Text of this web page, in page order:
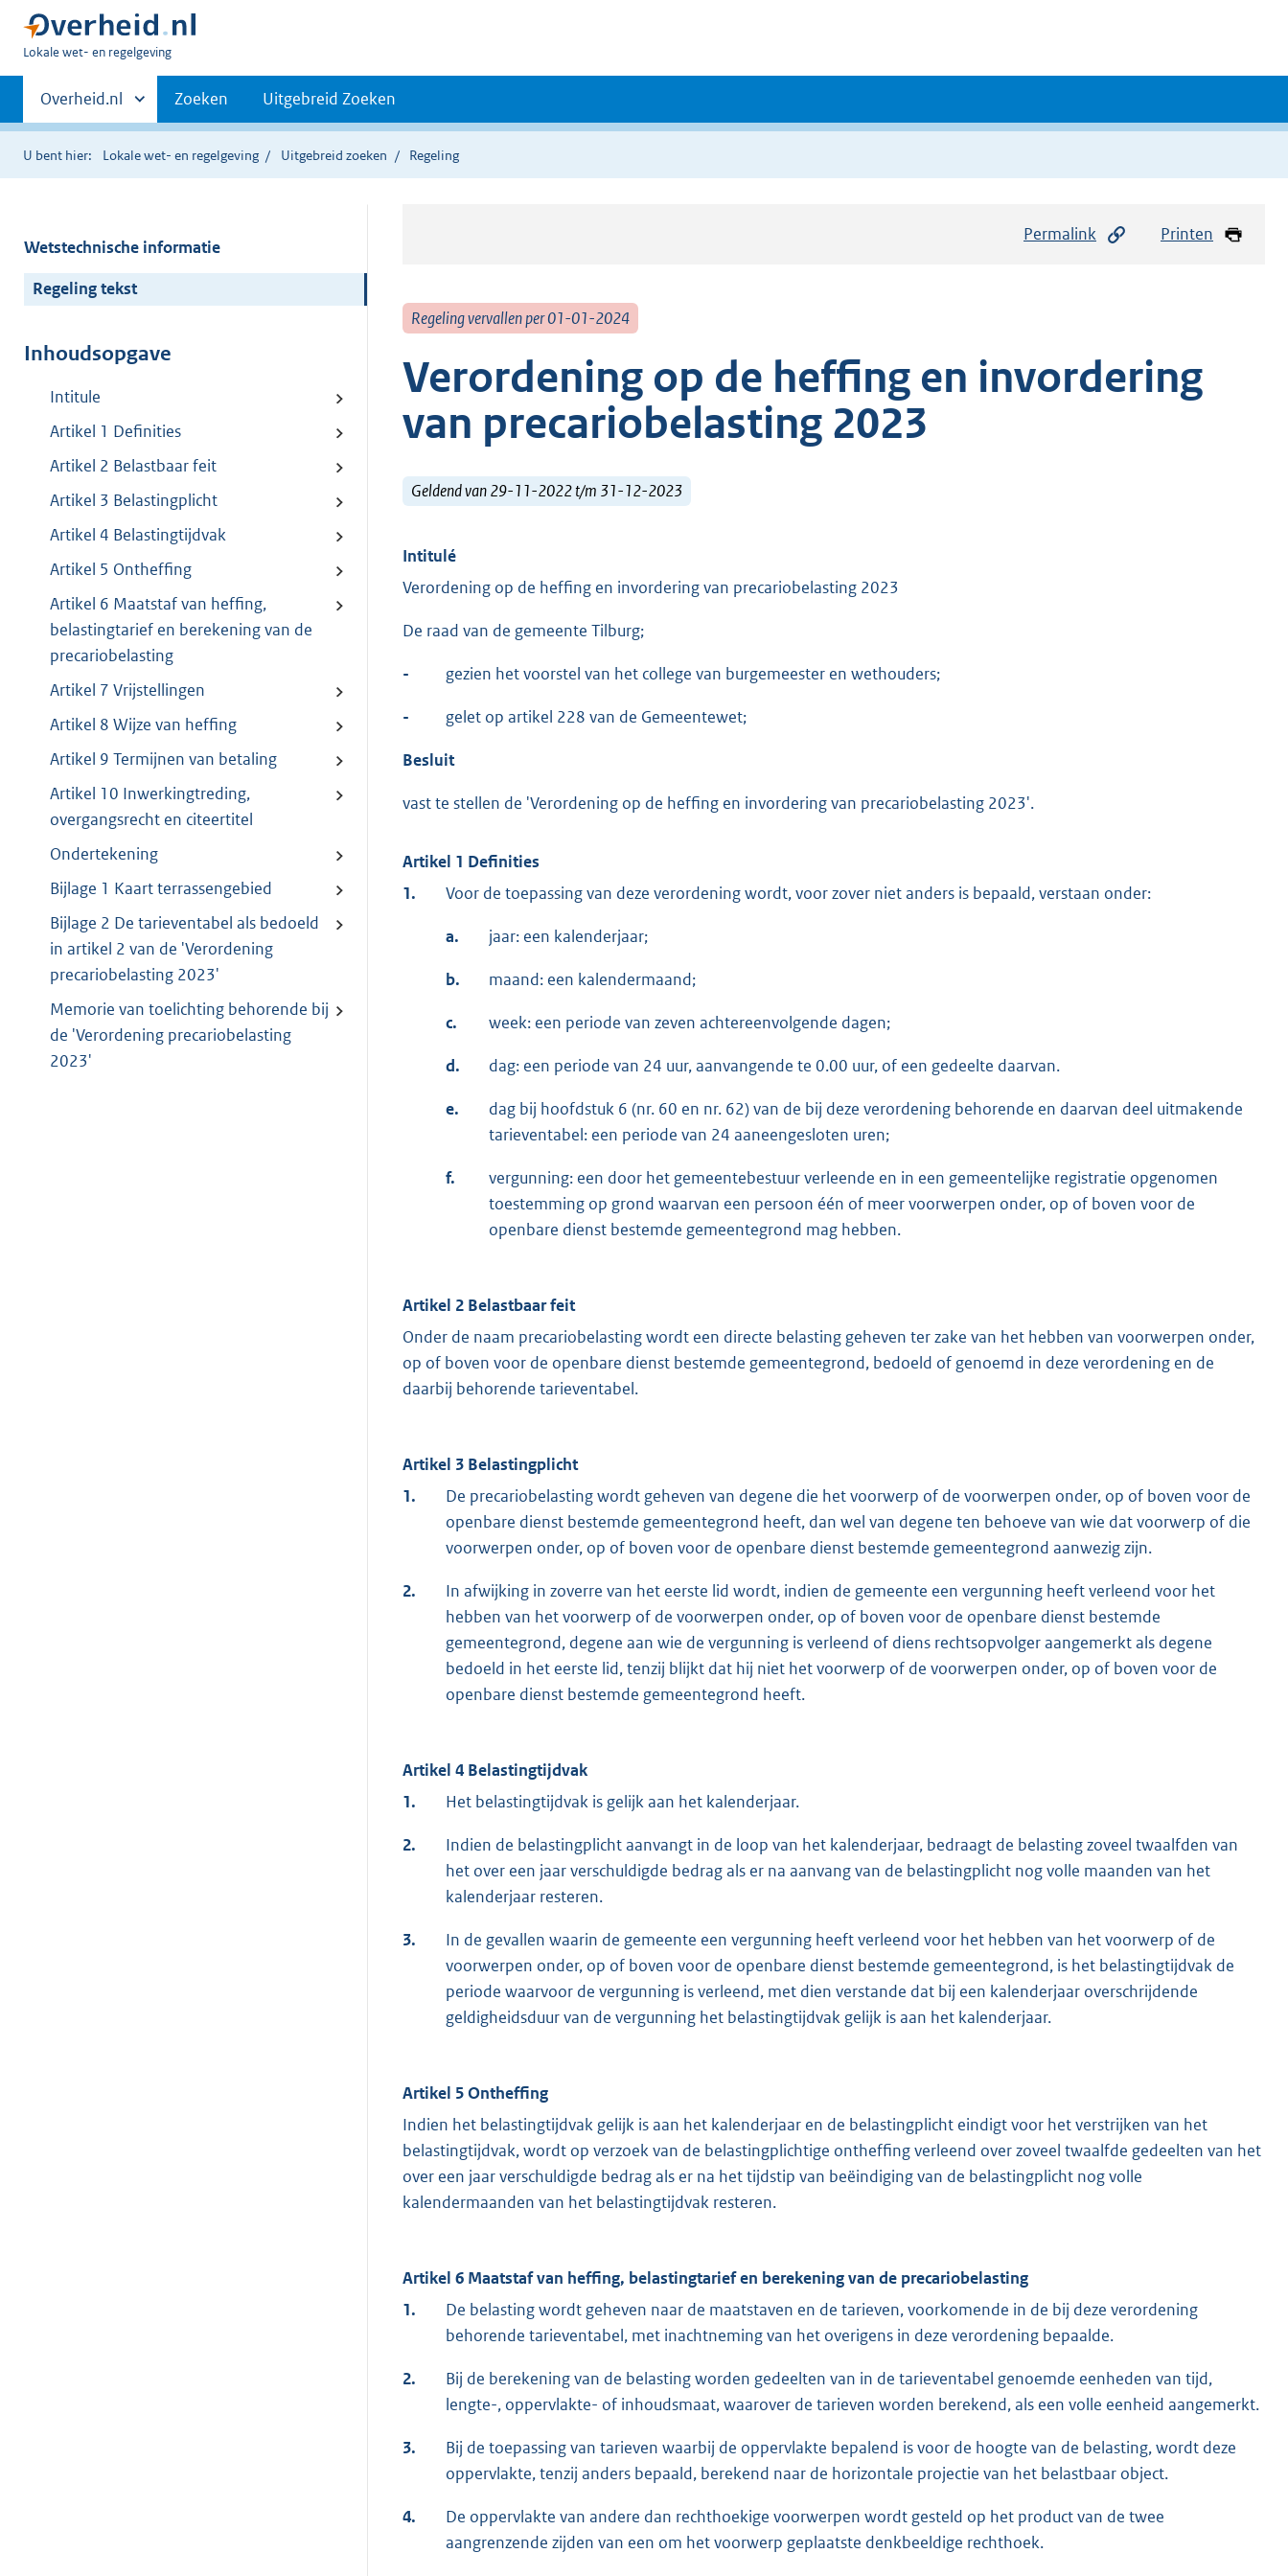
U
hier:
Lokale wet- en regelgeving
Primaire
navigatie
Andere
sites
binnen
Overheid.nl Zoeken Uitgebreid Zoeken
U bent hier: Lokale wet- en regelgeving Uitgebreid zoeken Regeling
Wetstechnische informatie
Regeling tekst
Inhoudsopgave
Intitule
Artikel 1 Definities
Artikel 2 Belastbaar feit
Artikel 3 Belastingplicht
Artikel 4 Belastingtijdvak
Artikel 5 Ontheffing
Artikel 6 Maatstaf van heffing,
belastingtarief en berekening van de
precariobelasting
Artikel 7 Vrijstellingen
Artikel 8 Wijze van heffing
Artikel 9 Termijnen van betaling
Artikel 10 Inwerkingtreding,
overgangsrecht en citeertitel
Ondertekening
Bijlage 1 Kaart terrassengebied
Bijlage 2 De tarieventabel als bedoeld
in artikel 2 van de 'Verordening
precariobelasting 2023'
Memorie van toelichting behorende bij
de 'Verordening precariobelasting
2023'
Permalink Printen
Regeling vervallen per 01-01-2024
Verordening op de heffing en invordering
van precariobelasting 2023
Geldend van 29-11-2022 t/m 31-12-2023
Intitulé
Verordening op de heffing en invordering van precariobelasting 2023
De raad van de gemeente Tilburg;
- gezien het voorstel van het college van burgemeester en wethouders;
- gelet op artikel 228 van de Gemeentewet;
Besluit
vast te stellen de 'Verordening op de heffing en invordering van precariobelasting 2023'.
Artikel 1 Definities
1.
Voor de toepassing van deze verordening wordt, voor zover niet anders is bepaald, verstaan onder:
a. jaar: een kalenderjaar;
b. maand: een kalendermaand;
c. week: een periode van zeven achtereenvolgende dagen;
d. dag: een periode van 24 uur, aanvangende te 0.00 uur, of een gedeelte daarvan.
e.
dag bij hoofdstuk 6 (nr. 60 en nr. 62) van de bij deze verordening behorende en daarvan deel uitmakende
tarieventabel: een periode van 24 aaneengesloten uren;
f.
vergunning: een door het gemeentebestuur verleende en in een gemeentelijke registratie opgenomen
toestemming op grond waarvan een persoon één of meer voorwerpen onder, op of boven voor de
openbare dienst bestemde gemeentegrond mag hebben.
Artikel 2 Belastbaar feit
Onder de naam precariobelasting wordt een directe belasting geheven ter zake van het hebben van voorwerpen onder,
op of boven voor de openbare dienst bestemde gemeentegrond, bedoeld of genoemd in deze verordening en de
daarbij behorende tarieventabel.
Artikel 3 Belastingplicht
1.
De precariobelasting wordt geheven van degene die het voorwerp of de voorwerpen onder, op of boven voor de
openbare dienst bestemde gemeentegrond heeft, dan wel van degene ten behoeve van wie dat voorwerp of die
voorwerpen onder, op of boven voor de openbare dienst bestemde gemeentegrond aanwezig zijn.
2.
In afwijking in zoverre van het eerste lid wordt, indien de gemeente een vergunning heeft verleend voor het
hebben van het voorwerp of de voorwerpen onder, op of boven voor de openbare dienst bestemde
gemeentegrond, degene aan wie de vergunning is verleend of diens rechtsopvolger aangemerkt als degene
bedoeld in het eerste lid, tenzij blijkt dat hij niet het voorwerp of de voorwerpen onder, op of boven voor de
openbare dienst bestemde gemeentegrond heeft.
Artikel 4 Belastingtijdvak
1.
Het belastingtijdvak is gelijk aan het kalenderjaar.
2.
Indien de belastingplicht aanvangt in de loop van het kalenderjaar, bedraagt de belasting zoveel twaalfden van
het over een jaar verschuldigde bedrag als er na aanvang van de belastingplicht nog volle maanden van het
kalenderjaar resteren.
3.
In de gevallen waarin de gemeente een vergunning heeft verleend voor het hebben van het voorwerp of de
voorwerpen onder, op of boven voor de openbare dienst bestemde gemeentegrond, is het belastingtijdvak de
periode waarvoor de vergunning is verleend, met dien verstande dat bij een kalenderjaar overschrijdende
geldigheidsduur van de vergunning het belastingtijdvak gelijk is aan het kalenderjaar.
Artikel 5 Ontheffing
Indien het belastingtijdvak gelijk is aan het kalenderjaar en de belastingplicht eindigt voor het verstrijken van het
belastingtijdvak, wordt op verzoek van de belastingplichtige ontheffing verleend over zoveel twaalfde gedeelten van het
over een jaar verschuldigde bedrag als er na het tijdstip van beëindiging van de belastingplicht nog volle
kalendermaanden van het belastingtijdvak resteren.
Artikel 6 Maatstaf van heffing, belastingtarief en berekening van de precariobelasting
1.
De belasting wordt geheven naar de maatstaven en de tarieven, voorkomende in de bij deze verordening
behorende tarieventabel, met inachtneming van het overigens in deze verordening bepaalde.
2.
Bij de berekening van de belasting worden gedeelten van in de tarieventabel genoemde eenheden van tijd,
lengte-, oppervlakte- of inhoudsmaat, waarover de tarieven worden berekend, als een volle eenheid aangemerkt.
3.
Bij de toepassing van tarieven waarbij de oppervlakte bepalend is voor de hoogte van de belasting, wordt deze
oppervlakte, tenzij anders bepaald, berekend naar de horizontale projectie van het belastbaar object.
4.
De oppervlakte van andere dan rechthoekige voorwerpen wordt gesteld op het product van de twee
aangrenzende zijden van een om het voorwerp geplaatste denkbeeldige rechthoek.